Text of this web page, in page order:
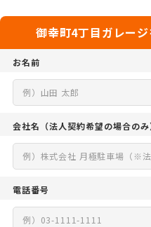
御幸町4丁目ガレージ
お名前
会社名 （法人契約希望の場合のみ
電話番号